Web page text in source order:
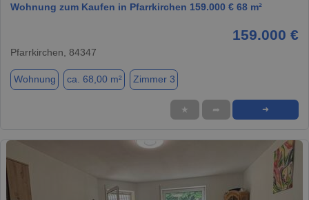
Wohnung zum Kaufen in Pfarrkirchen 159.000 € 68 m²
159.000 €
Pfarrkirchen, 84347
Wohnung ca. 68,00 m² Zimmer 3
★ ➦ ➜